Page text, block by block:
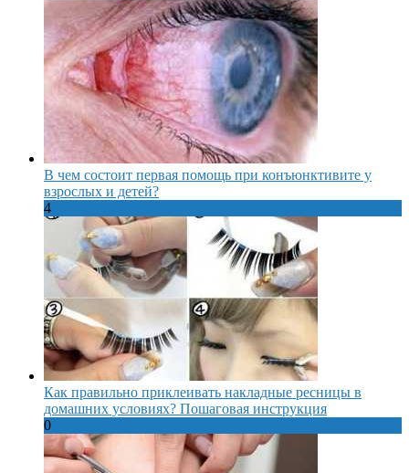
В чем состоит первая помощь при конъюнктивите у
взрослых и детей?
4
Как правильно приклеивать накладные ресницы в
домашних условиях? Пошаговая инструкция
0